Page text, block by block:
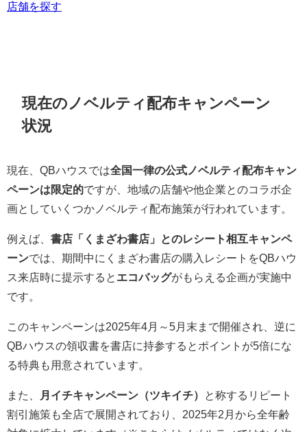
店舗を探す
現在のノベルティ配布キャンペーン
状況
現在、QBハウスでは全国一律の公式ノベルティ配布キャン
ペーンは限定的ですが、地域の店舗や他企業とのコラボ企
画としていくつかノベルティ配布施策が行われています。
例えば、 書店「くまざわ書店」とのレシート相互キャンペ
ーンでは、期間中にくまざわ書店の購入レシートをQBハウ
ス来店時に提示すると エコバッグがもらえる企画が実施中
です。
このキャンペーンは2025年4月～5月末まで開催され、逆に
QBハウスの領収書を書店に持参するとポイントが5倍にな
る特典も用意されています。
また、 月イチキャンペーン（ツキイチ）
と称するリピート
割引施策も全店で展開されており、2025年2月から全年齢